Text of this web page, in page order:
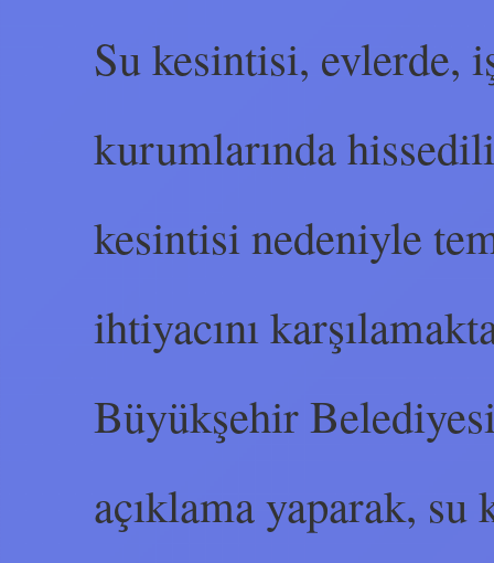
Su kesintisi, evlerde,
kurumlarında
kesintisi nedeniyle
ihtiyacını
Büyükşehir
açıklama yaparak,